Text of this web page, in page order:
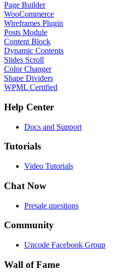
Page Builder
WooCommerce
Wireframes Plugin
Posts Module
Content Block
Dynamic Contents
Slides Scroll
Color Changer
Shape Dividers
WPML Certified
Help Center
Docs and Support
Tutorials
Video Tutorials
Chat Now
Presale questions
Community
Uncode Facebook Group
Wall of Fame